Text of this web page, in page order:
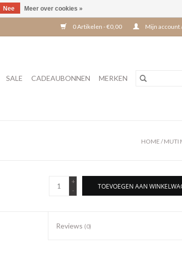
0 Artikelen - €0,00 Mijn account
SALE CADEAUBONNEN MERKEN
HOME /MUTI
+
-
TOEVOEGEN AAN
Reviews (0)
Nee Meer over cookies »